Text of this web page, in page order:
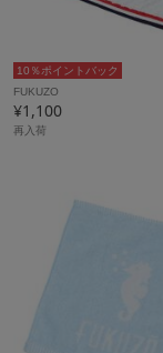
10％ポイントバック
FUKUZO
¥1,100
再入荷